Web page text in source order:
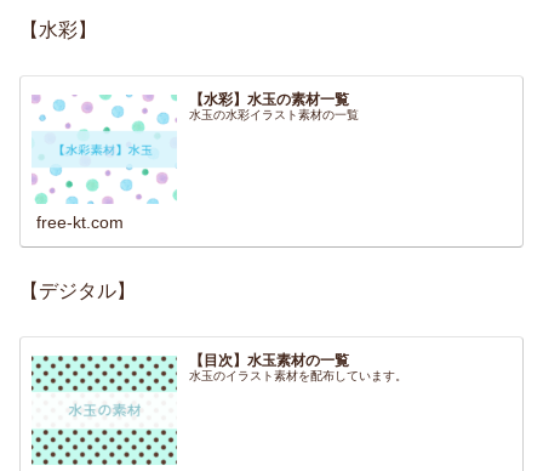
【水彩】
【水彩】水玉の素材一覧
水玉の水彩イラスト素材の一覧
free-kt.com
【デジタル】
【目次】水玉素材の一覧
水玉のイラスト素材を配布しています。